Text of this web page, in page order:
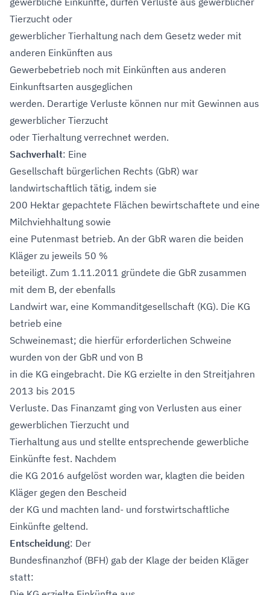
Tierzucht oder
gewerblicher Tierhaltung nach dem Gesetz weder mit
anderen Einkünften aus
Gewerbebetrieb noch mit Einkünften aus anderen
Einkunftsarten ausgeglichen
werden. Derartige Verluste können nur mit Gewinnen aus
gewerblicher Tierzucht
oder Tierhaltung verrechnet werden.
Sachverhalt: Eine
Gesellschaft bürgerlichen Rechts (GbR) war
landwirtschaftlich tätig, indem sie
200 Hektar gepachtete Flächen bewirtschaftete und eine
Milchviehhaltung sowie
eine Putenmast betrieb. An der GbR waren die beiden
Kläger zu jeweils 50 %
beteiligt. Zum 1.11.2011 gründete die GbR zusammen
mit dem B, der ebenfalls
Landwirt war, eine Kommanditgesellschaft (KG). Die KG
betrieb eine
Schweinemast; die hierfür erforderlichen Schweine
wurden von der GbR und von B
in die KG eingebracht. Die KG erzielte in den Streitjahren
2013 bis 2015
Verluste. Das Finanzamt ging von Verlusten aus einer
gewerblichen Tierzucht und
Tierhaltung aus und stellte entsprechende gewerbliche
Einkünfte fest. Nachdem
die KG 2016 aufgelöst worden war, klagten die beiden
Kläger gegen den Bescheid
der KG und machten land- und forstwirtschaftliche
Einkünfte geltend.
Entscheidung: Der
Bundesfinanzhof (BFH) gab der Klage der beiden Kläger
statt: